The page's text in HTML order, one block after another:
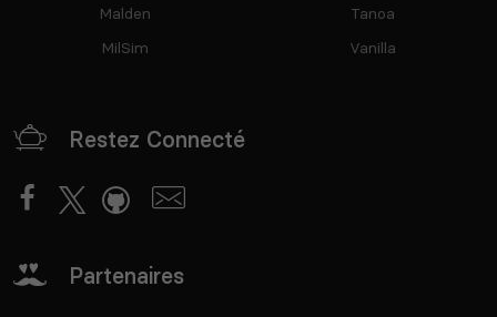
Malden
MilSim
Tanoa
Vanilla
Restez Connecté
Partenaires